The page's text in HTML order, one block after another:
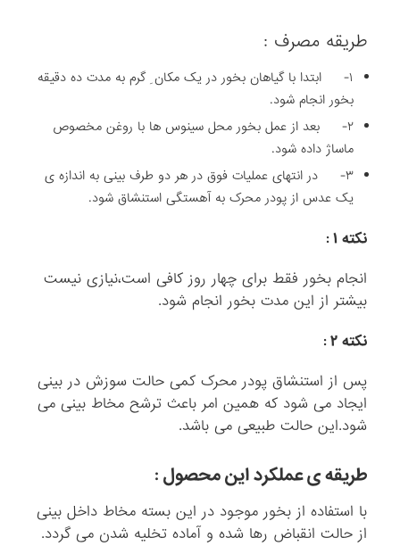
طریقه مصرف :
۱- ابتدا با گیاهان بخور در یک مکان ِ گرم به مدت ده دقیقه
بخور انجام شود.
۲- بعد از عمل بخور محل سینوس ها با روغن مخصوص
ماساژ داده شود.
۳- در انتهای عملیات فوق در هر دو طرف بینی به اندازه ی
یک عدس از پودر محرک به آهستگی استنشاق شود.
نکته ۱ :
انجام بخور فقط برای چهار روز کافی است،نیازی نیست
بیشتر از این مدت بخور انجام شود.
نکته ۲ :
پس از استنشاق پودر محرک کمی حالت سوزش در بینی
ایجاد می شود که همین امر باعث ترشح مخاط بینی می
شود.این حالت طبیعی می باشد.
طریقه ی عملکرد این محصول :
با استفاده از بخور موجود در این بسته مخاط داخل بینی
از حالت انقباض رها شده و آماده تخلیه شدن می گردد.